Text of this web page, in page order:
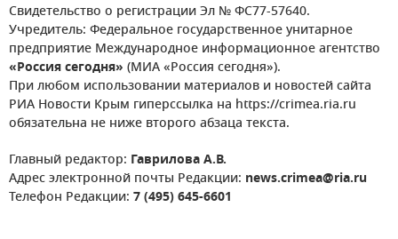
Свидетельство о регистрации Эл № ФС77-57640.
Учредитель: Федеральное государственное унитарное
предприятие Международное информационное агентство
«Россия сегодня» (МИА «Россия сегодня»).
При любом использовании материалов и новостей сайта
РИА Новости Крым гиперссылка на https://crimea.ria.ru
обязательна не ниже второго абзаца текста.
Главный редактор: Гаврилова А.В.
Адрес электронной почты Редакции: news.crimea@ria.ru
Телефон Редакции: 7 (495) 645-6601